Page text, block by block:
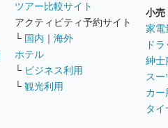
ツアー比較サイト
アクティビティ予約サイト
└ 国内 ｜ 海外
ホテル
└ ビジネス利用
└ 観光利用
小売
家電
ド
紳士
ス
カー
タ